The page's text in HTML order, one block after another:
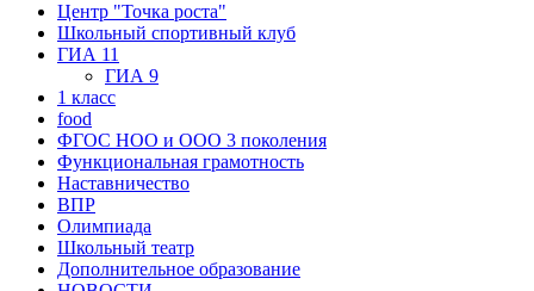
Центр "Точка роста"
Школьный спортивный клуб
ГИА 11
ГИА 9
1 класс
food
ФГОС НОО и ООО 3 поколения
Функциональная грамотность
Наставничество
ВПР
Олимпиада
Школьный театр
Дополнительное образование